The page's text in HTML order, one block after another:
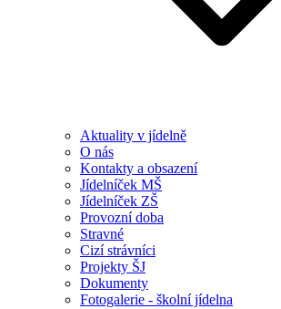
Aktuality v jídelně
O nás
Kontakty a obsazení
Jídelníček MŠ
Jídelníček ZŠ
Provozní doba
Stravné
Cizí strávníci
Projekty ŠJ
Dokumenty
Fotogalerie - školní jídelna